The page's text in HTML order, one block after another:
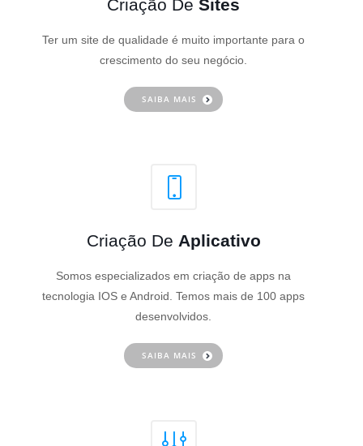
Criação De Sites
Ter um site de qualidade é muito importante para o
crescimento do seu negócio.
SAIBA MAIS
Criação De Aplicativo
Somos especializados em criação de apps na
tecnologia IOS e Android. Temos mais de 100 apps
desenvolvidos.
SAIBA MAIS